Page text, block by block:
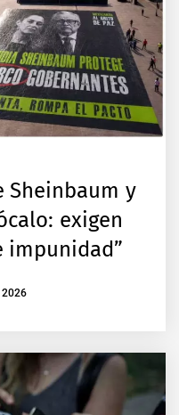
Sheinbaum y
exigen
impunidad”
2026